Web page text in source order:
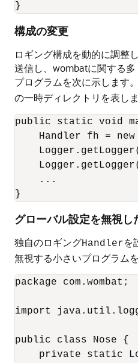
}
構成の変更
ロギング構成を動的に調整
送信し、wombatに関する
プログラムを次に示します
の一時ディレクトリを表しま
public static void
Handler fh =
    ...
}
グローバル設定を無視し
独自のロギングHandlerを
無視する小さいプログラム
package com.wombat;
import
public class Nose {
private static